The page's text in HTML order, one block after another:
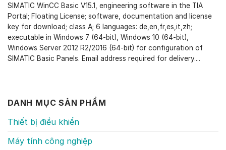
SIMATIC WinCC Basic V15.1, engineering software in the TIA
Portal; Floating License; software, documentation and license
key for download; class A; 6 languages: de,en,fr,es,it,zh;
executable in Windows 7 (64-bit), Windows 10 (64-bit),
Windows Server 2012 R2/2016 (64-bit) for configuration of
SIMATIC Basic Panels. Email address required for delivery....
DANH MỤC SẢN PHẨM
Thiết bị điều khiển
Máy tính công nghiệp